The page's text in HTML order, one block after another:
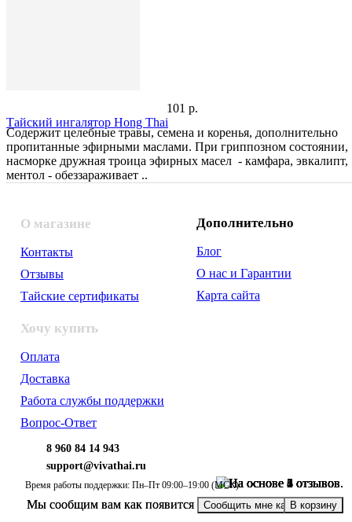
Мы сообщим вам как появится
Мы сообщим вам как появится
101 р.
Тайский ингалятор Hong Thai
Содержит целебные травы, семена и коренья, дополнительно
пропитанные эфирными маслами. При гриппозном состоянии,
насморке дружная троица эфирных масел - камфара, эвкалипт,
ментол - обеззараживает ..
О магазине
Контакты
Отзывы
Тайские сертификаты
Хочу купить
Оплата
Доставка
Работа службы поддержки
Вопрос-Ответ
Дополнительно
Блог
О нас и Гарантии
Карта сайта
8 960 84 14 943
support@vivathai.ru
Время работы поддержки: Пн–Пт 09:00–19:00 (МСК)